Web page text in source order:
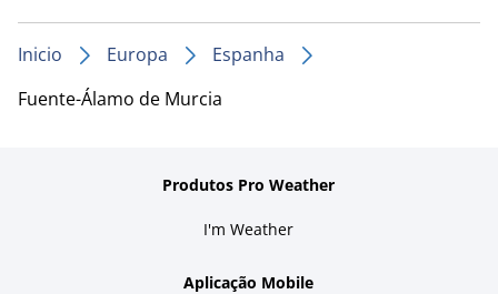
Inicio Europa
Espanha
Fuente-Álamo de Murcia
Produtos Pro Weather
I'm Weather
Aplicação Mobile